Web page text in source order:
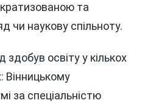
та
чи наукову спільноту.
здобув освіту у кількох
Вінницькому
за спеціальністю